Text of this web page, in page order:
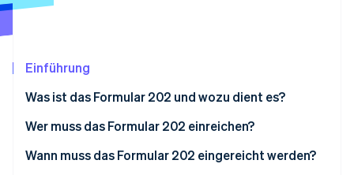
Radar
Start-up-Gründung
CO₂-Entnahme
Identity
Einführung
Was ist das Formular 202 und wozu dient es?
Wer muss das Formular 202 einreichen?
Wann muss das Formular 202 eingereicht werden?